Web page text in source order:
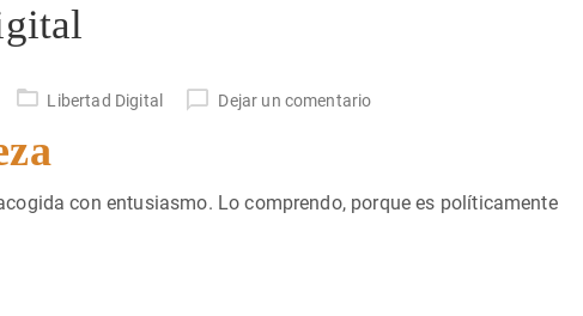
Libertad Digital Dejar un comentario
con entusiasmo. Lo comprendo, porque es políticamente